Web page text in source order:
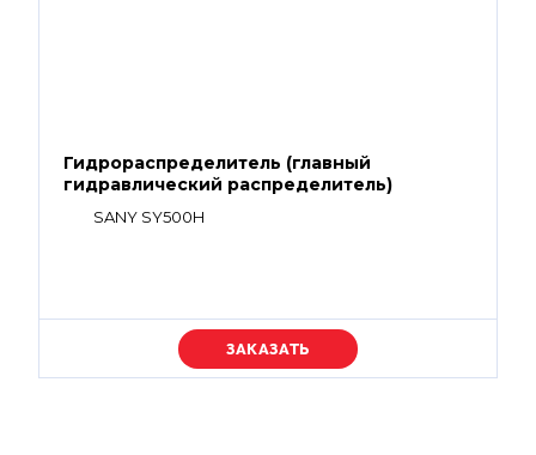
Гидрораспределитель (главный
гидравлический распределитель)
SANY SY500H
Уточняйте цену